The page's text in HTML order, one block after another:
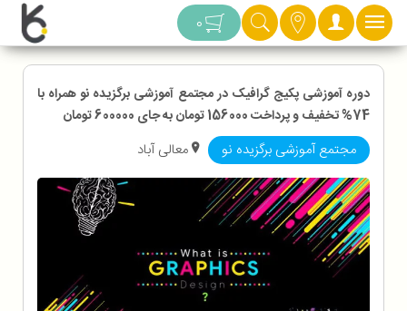
دسته بندی 0
دوره آموزشی پکیج گرافیک در مجتمع آموزشی برگزیده نو همراه با
74% تخفیف و پرداخت 156000 تومان به جای 600000 تومان
مجتمع آموزشی برگزیده نو معالی آباد